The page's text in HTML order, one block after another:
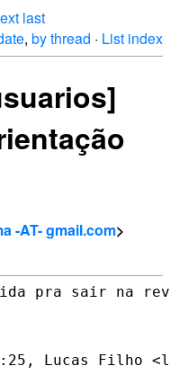
last
, by thread · List index
-AT- gmail.com>
pra sair na
Lucas Filho